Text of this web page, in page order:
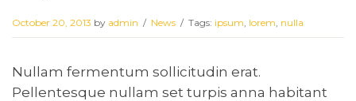
October 20, 2013 by admin / News / Tags: ipsum, lorem, nulla
Nullam fermentum sollicitudin erat.
Pellentesque nullam set turpis anna habitant